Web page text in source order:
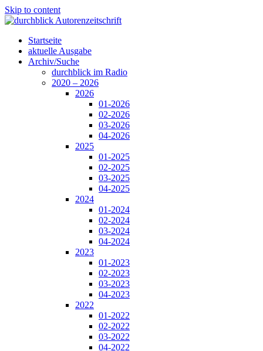
Skip to content
Startseite
aktuelle Ausgabe
Archiv/Suche
durchblick im Radio
2020 – 2026
2026
01-2026
02-2026
03-2026
04-2026
2025
01-2025
02-2025
03-2025
04-2025
2024
01-2024
02-2024
03-2024
04-2024
2023
01-2023
02-2023
03-2023
04-2023
2022
01-2022
02-2022
03-2022
04-2022